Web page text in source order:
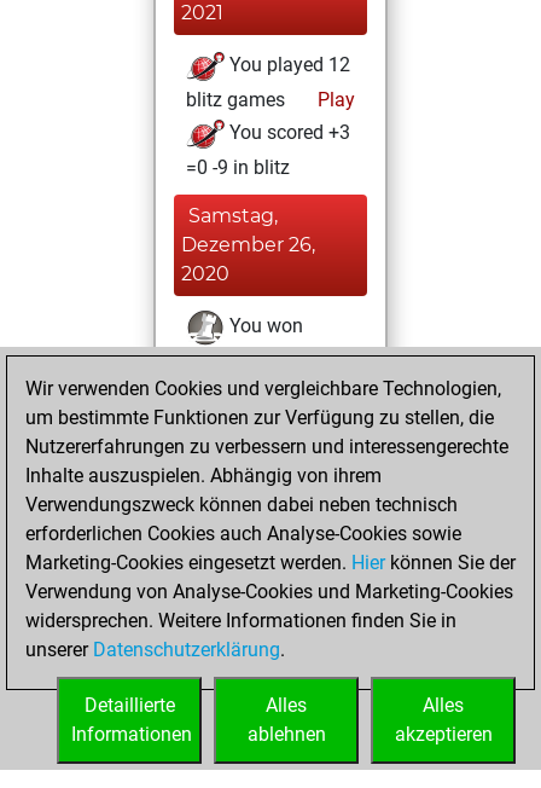
2021
You played 12
blitz games
Play
You scored +3
=0 -9 in blitz
Samstag,
Dezember 26,
2020
You won
against Fritz
Fritz
You achieved a
BeautyScore of 34
new Elo of 1625
Freitag,
Dezember 25,
2020
You created
your Fritz account
Wir verwenden Cookies und vergleichbare Technologien,
um bestimmte Funktionen zur Verfügung zu stellen, die
Nutzererfahrungen zu verbessern und interessengerechte
Inhalte auszuspielen. Abhängig von ihrem
Verwendungszweck können dabei neben technisch
erforderlichen Cookies auch Analyse-Cookies sowie
Marketing-Cookies eingesetzt werden. Hierkönnen Sie der
Verwendung von Analyse-Cookies und Marketing-Cookies
widersprechen. Weitere Informationen finden Sie in
unserer Datenschutzerklärung.
Alles
akzeptieren
Alles
ablehnen
Detaillierte
Informationen